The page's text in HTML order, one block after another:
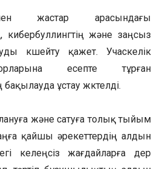
жастар арасындағы
және заңсыз
күшейту қажет. Учаскелік
есепте тұрған
ұстау жүктелді.
және сатуға толық тыйым
қайшы әрекеттердің алдын
келеңсіз жағдайларға дер